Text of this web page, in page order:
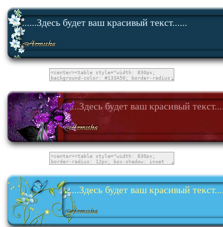
......Здесь будет ваш красивый текст......
......Здесь будет ваш красивый
......Здесь будет ваш красивый